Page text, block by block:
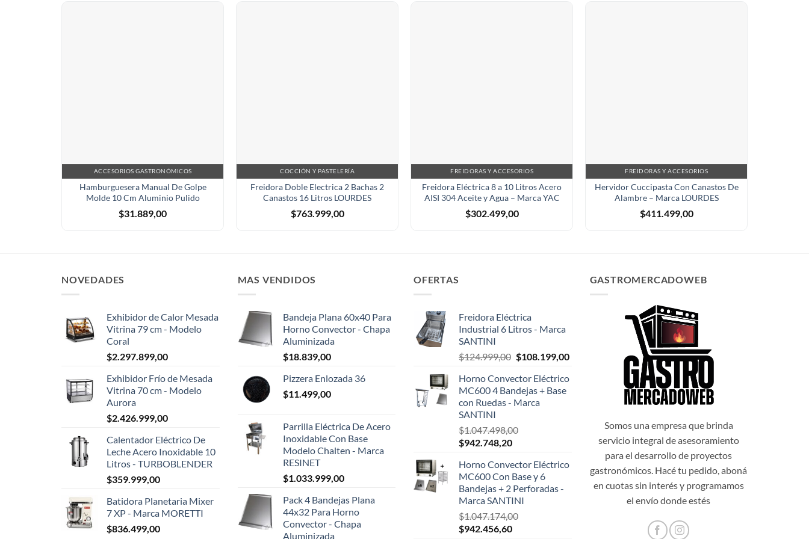
ACCESORIOS GASTRONÓMICOS
Hamburguesera Manual De Golpe
Molde 10 Cm Aluminio Pulido
$31.889,00
COCCIÓN Y PASTELERÍA
Freidora Doble Electrica 2 Bachas 2
Canastos 16 Litros LOURDES
$763.999,00
FREIDORAS Y ACCESORIOS
Freidora Eléctrica 8 a 10 Litros Acero
AISI 304 Aceite y Agua – Marca YAC
$302.499,00
FREIDORAS Y ACCESORIOS
Hervidor Cuccipasta Con Canastos De
Alambre – Marca LOURDES
$411.499,00
NOVEDADES
Exhibidor de Calor Mesada
Vitrina 79 cm - Modelo
Coral
$2.297.899,00
Exhibidor Frío de Mesada
Vitrina 70 cm - Modelo
Aurora
$2.426.999,00
Calentador Eléctrico De
Leche Acero Inoxidable 10
Litros - TURBOBLENDER
$359.999,00
Batidora Planetaria Mixer
7 XP - Marca MORETTI
$836.499,00
MAS VENDIDOS
Bandeja Plana 60x40 Para
Horno Convector - Chapa
Aluminizada
$18.839,00
Pizzera Enlozada 36
$11.499,00
Parrilla Eléctrica De Acero
Inoxidable Con Base
Modelo Chalten - Marca
RESINET
$1.033.999,00
Pack 4 Bandejas Plana
44x32 Para Horno
Convector - Chapa
Aluminizada
OFERTAS
Freidora Eléctrica
Industrial 6 Litros - Marca
SANTINI
$124.999,00 El
original
era:
$124.999,00.
$108.199,00El
actual
Horno Convector Eléctrico
MC600 4 Bandejas + Base
con Ruedas - Marca
SANTINI
$1.047.498,00
El
original
era:
$1.047.498,00.
$942.748,20El
actual
es:
$942.748,20.
Horno Convector Eléctrico
MC600 Con Base y 6
Bandejas + 2 Perforadas -
Marca SANTINI
$1.047.174,00
El
$942.456,60El
GASTROMERCADOWEB
Somos una empresa que brinda
servicio integral de asesoramiento
para el desarrollo de proyectos
gastronómicos. Hacé tu pedido, aboná
en cuotas sin interés y programamos
el envío donde estés